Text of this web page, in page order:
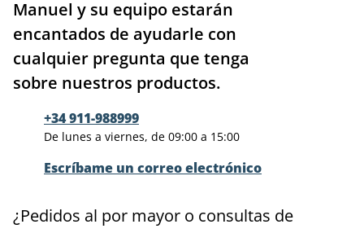
Manuel y su equipo estarán
encantados de ayudarle con
cualquier pregunta que tenga
sobre nuestros productos.
+34 911-988999
De lunes a viernes, de 09:00 a 15:00
Escríbame un correo electrónico
¿Pedidos al por mayor o consultas de